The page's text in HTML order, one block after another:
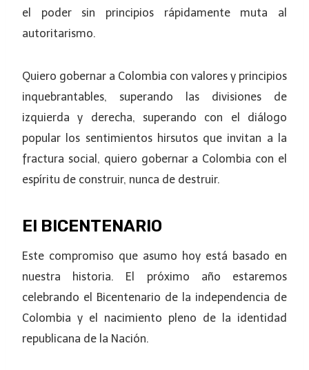
el poder sin principios rápidamente muta al
autoritarismo.
Quiero gobernar a Colombia con valores y principios
inquebrantables, superando las divisiones de
izquierda y derecha, superando con el diálogo
popular los sentimientos hirsutos que invitan a la
fractura social, quiero gobernar a Colombia con el
espíritu de construir, nunca de destruir.
El BICENTENARIO
Este compromiso que asumo hoy está basado en
nuestra historia. El próximo año estaremos
celebrando el Bicentenario de la independencia de
Colombia y el nacimiento pleno de la identidad
republicana de la Nación.